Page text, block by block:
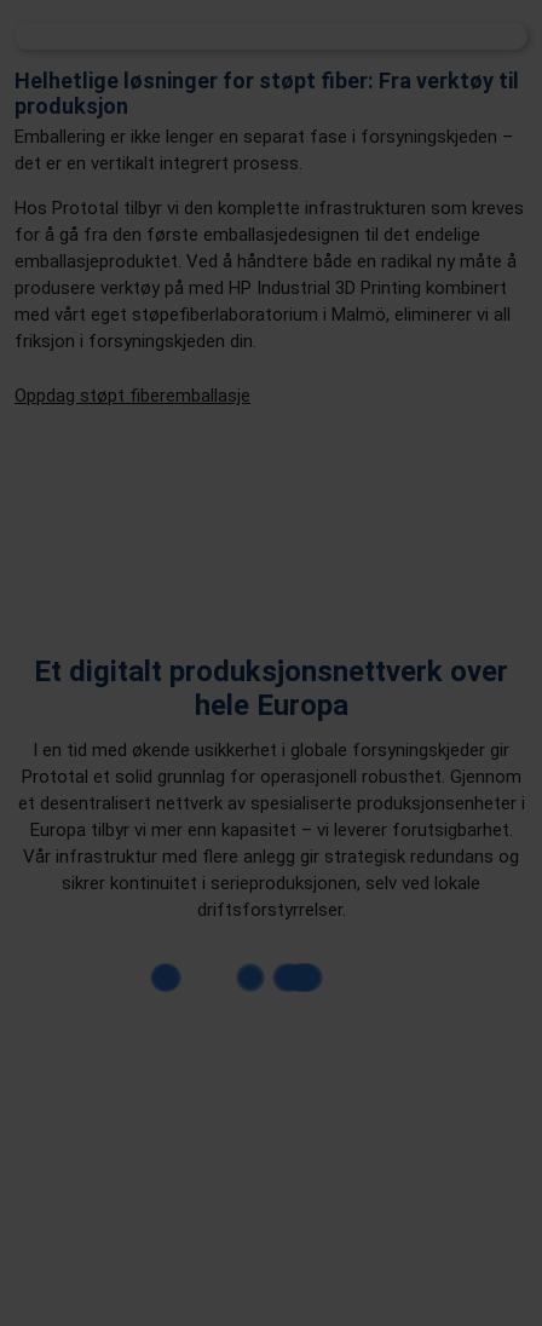
Helhetlige løsninger for støpt fiber: Fra verktøy til
produksjon
Emballering er ikke lenger en separat fase i forsyningskjeden –
det er en vertikalt integrert prosess.
Hos Prototal tilbyr vi den komplette infrastrukturen som kreves
for å gå fra den første emballasjedesignen til det endelige
emballasjeproduktet. Ved å håndtere både en radikal ny måte å
produsere verktøy på med HP Industrial 3D Printing kombinert
med vårt eget støpefiberlaboratorium i Malmö, eliminerer vi all
friksjon i forsyningskjeden din.
Oppdag støpt fiberemballasje
Et digitalt produksjonsnettverk over
hele Europa
I en tid med økende usikkerhet i globale forsyningskjeder gir
Prototal et solid grunnlag for operasjonell robusthet. Gjennom
et desentralisert nettverk av spesialiserte produksjonsenheter i
Europa tilbyr vi mer enn kapasitet – vi leverer forutsigbarhet.
Vår infrastruktur med flere anlegg gir strategisk redundans og
sikrer kontinuitet i serieproduksjonen, selv ved lokale
driftsforstyrrelser.